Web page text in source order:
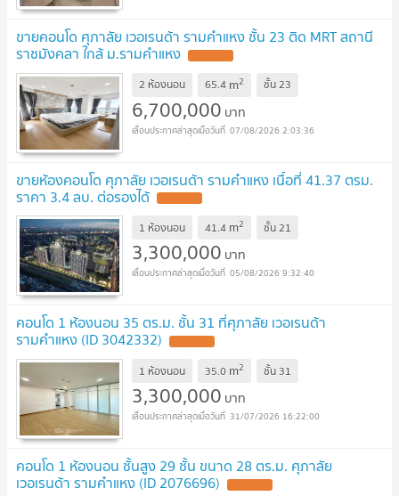
ขายคอนโด ศุภาลัย เวอเรนด้า รามคำแหง ชั้น 23 ติด MRT สถานี
ราชมังคลา ใกล้ ม.รามคำแหง
2 ห้องนอน 65.4 m2 ชั้น23
6,700,000 บาท
07/08/2026 2:03:36
ขายห้องคอนโด ศุภาลัย เวอเรนด้า รามคำแหง เนื้อที่ 41.37 ตรม.
ราคา 3.4 ลบ. ต่อรองได้
1 ห้องนอน 41.4 m2 ชั้น21
3,300,000 บาท
05/08/2026 9:32:40
คอนโด 1 ห้องนอน 35 ตร.ม. ชั้น 31 ที่ศุภาลัย เวอเรนด้า
รามคำแหง (ID 3042332)
1 ห้องนอน 35.0 m2 ชั้น 31
3,300,000 บาท
31/07/2026 16:22:00
คอนโด 1 ห้องนอน ชั้นสูง 29 ชั้น ขนาด 28 ตร.ม. ศุภาลัย
เวอเรนด้า รามคำแหง (ID 2076696)